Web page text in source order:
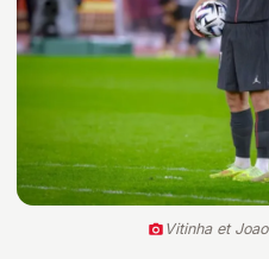
Vitinha et